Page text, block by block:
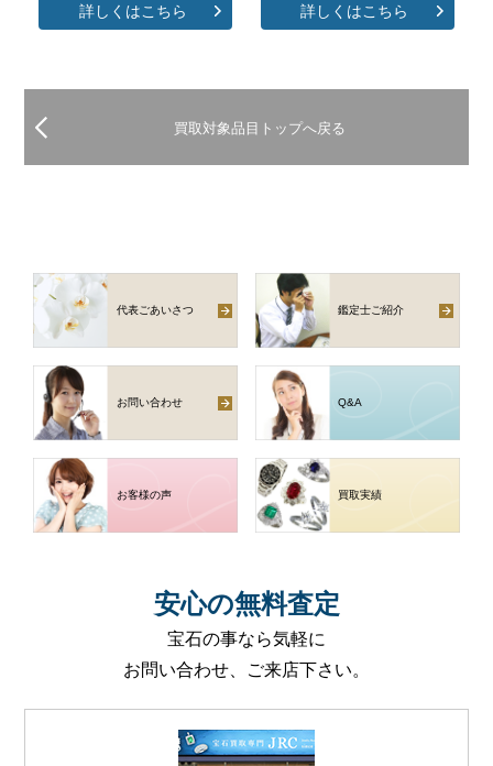
詳しくはこちら 詳しくはこちら
買取対象品目トップへ戻る
代表ごあいさつ 鑑定士ご紹介
お問い合わせ Q&A
お客様の声 買取実績
安心の無料査定
宝石の事なら気軽に
お問い合わせ、ご来店下さい。